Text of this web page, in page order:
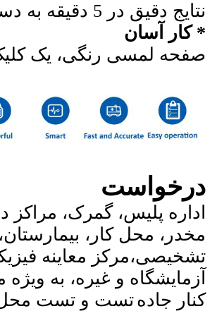
نتایج دقیق در 5 دقیقه به دست آید
* کار آسان
صفحه لمسی رنگی، یک
درخواست
اداره پلیس، گمرک، مراکز
مخدر، محل کار،
تشخیصی،مرکز معاینه
آزمایشگاه و غیره، به
کنار جادهتست و تست محل